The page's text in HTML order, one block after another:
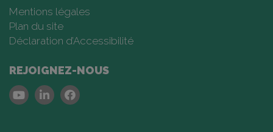
Mentions légales
Plan du site
Déclaration d’Accessibilité
REJOIGNEZ-NOUS
YoutubeLinkedinFacebook